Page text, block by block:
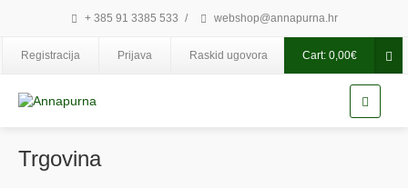
+ 385 91 3385 533 / webshop@annapurna.hr
Registracija Prijava Raskid ugovora Cart: 0,00€
Trgovina